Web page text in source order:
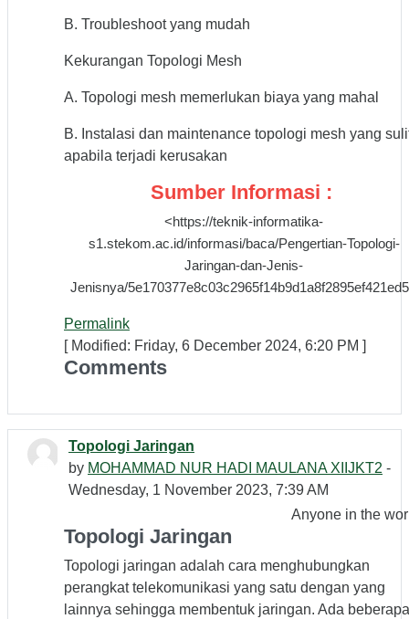
B. Troubleshoot yang mudah
Kekurangan Topologi Mesh
A. Topologi mesh memerlukan biaya yang mahal
B. Instalasi dan maintenance topologi mesh yang
apabila terjadi kerusakan
Sumber Informasi :
<https://teknik-informatika-
s1.stekom.ac.id/informasi/baca/Pengertian-Topologi-
Jaringan-dan-Jenis-
Jenisnya/
Permalink
[ Modified: Friday, 6 December 2024, 6:20 PM ]
Comments
Topologi Jaringan
by MOHAMMAD NUR HADI MAULANA XIIJKT2 -
Wednesday, 1 November 2023, 7:39 AM
Anyone in the
Topologi Jaringan
Topologi jaringan adalah cara menghubungkan
perangkat telekomunikasi yang satu dengan yang
lainnya sehingga membentuk jaringan. Ada beberapa